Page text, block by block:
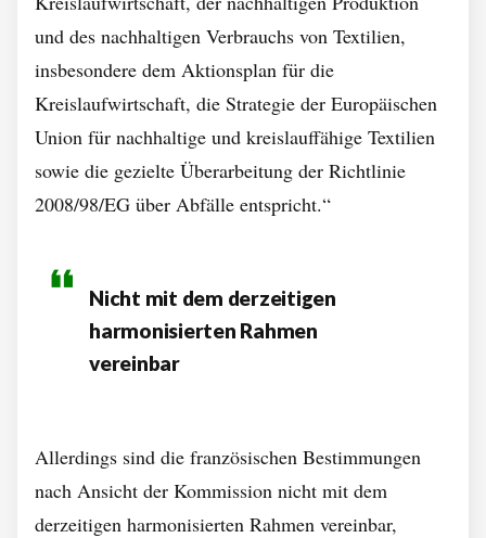
und des nachhaltigen Verbrauchs von Textilien,
insbesondere dem Aktionsplan für die
Kreislaufwirtschaft, die Strategie der Europäischen
Union für nachhaltige und kreislauffähige Textilien
sowie die gezielte Überarbeitung der Richtlinie
2008/98/EG über Abfälle entspricht.“
Nicht mit dem derzeitigen
harmonisierten Rahmen
vereinbar
Allerdings sind die französischen Bestimmungen
nach Ansicht der Kommission nicht mit dem
derzeitigen harmonisierten Rahmen vereinbar,